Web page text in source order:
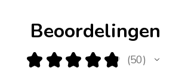
Beoordelingen
★ ★ ★ ★ ★ 50
50